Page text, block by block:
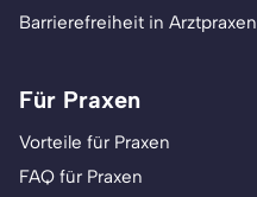
Barrierefreiheit in Arztpraxen
Für Praxen
Vorteile für Praxen
FAQ für Praxen